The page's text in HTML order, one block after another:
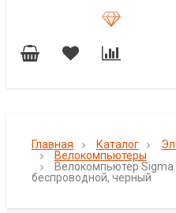
Главная Каталог
Велокомпьютеры
Велокомпьютер Sigma
беспроводной, черный